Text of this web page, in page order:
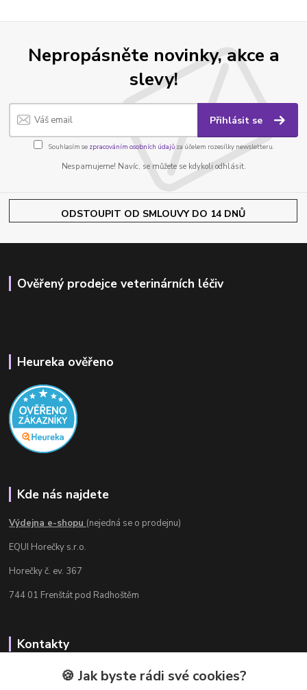
Nepropásněte novinky, akce a
slevy!
Přihlásit se
Souhlasím se zpracováním osobních údajůza účelem rozesílky newsletteru.
Nespamujeme! Navíc, se můžete se kdykoli odhlásit.
ODSTOUPIT OD SMLOUVY DO 14 DNŮ
Ověřený prodejce veterinárních léčiv
Heureka ověřeno
Kde nás najdete
Výdejna e-shopu (nejedná se o prodejnu)
EQUI Horečky s.r.o.
Horečky č. ev. 367
744 01 Frenštát pod Radhoštěm
Kontakty
Radka Chamrádová🍪 Jak byste rádi své cookies?